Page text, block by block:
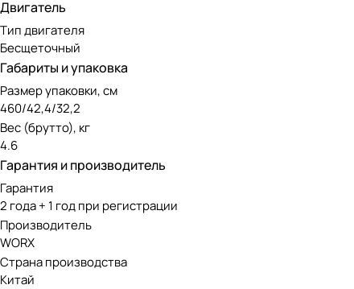
Благодаря новейшим технологиям, аккумуляторы WORX
тепловую компенсацию: в зависимости от температуры
Чем отличаются батареи WORX Powershare PRO от
Интеллектуальное управление;
Инновационная технология охлаждения ячеек;
Система BMS для большей мощности и
Защита от разряда и перезаряда;
Защита от перегрева и ударов.
Двигатель
Тип двигателя
Бесщеточный
Габариты и упаковка
Размер упаковки, см
460/42,4/32,2
Вес (брутто), кг
4.6
Гарантия и производитель
Гарантия
2 года + 1 год при регистрации
Производитель
WORX
Страна производства
Китай